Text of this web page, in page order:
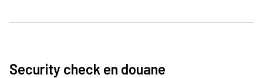
Security check en douane